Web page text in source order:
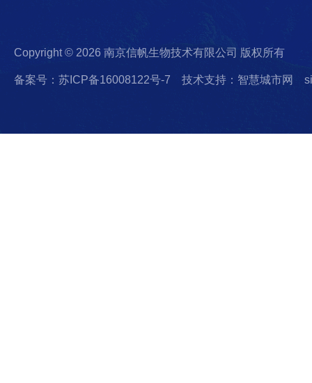
Copyright © 2026 南京信帆生物技术有限公司 版权所有
备案号：苏ICP备16008122号-7 技术支持：智慧城市网